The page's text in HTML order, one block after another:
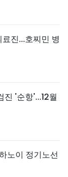
진...호찌민 병
진 '순항'...12월
노이 정기노선